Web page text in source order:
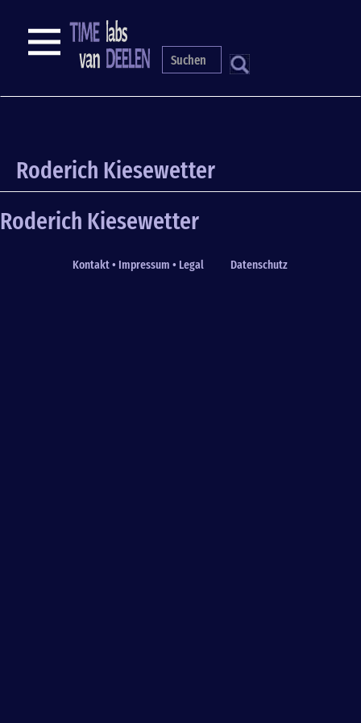
content
S
NAVIGATION
Roderich Kiesewetter
Roderich Kiesewetter
Fußzeile
Kontakt • Impressum • Legal Datenschutz